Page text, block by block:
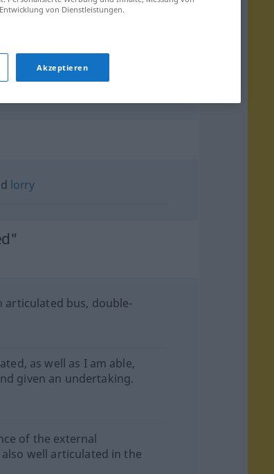
lorry
articulated bus, double-
as well as I am able,
given an undertaking.
of the external
well articulated in the
von Dienstleistungen.
Akzeptieren